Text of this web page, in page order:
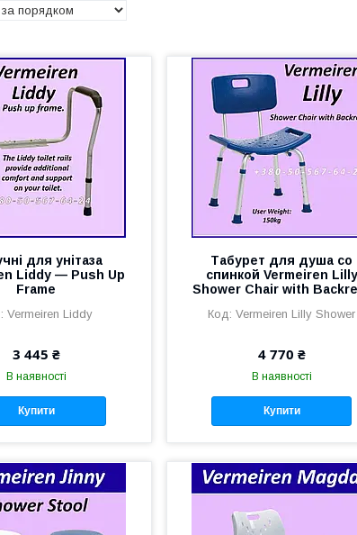
для унітаза
Liddy — Push Up
Frame
Vermeiren Liddy
3 445 ₴
В наявності
Купити
Табурет для душа со
спинкой Vermeiren Lilly
Shower Chair with
Vermeiren Lilly Shower
4 770 ₴
В наявності
Купити